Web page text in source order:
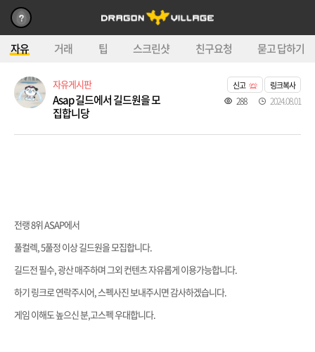
자유 거래 팁 스크린샷 친구요청 묻고 답하기
자유게시판
Asap 길드에서 길드원을 모
집합니당
신고 링크복사
288 2024.08.01
전랭 8위 ASAP에서
풀컬렉, 5풀정 이상 길드원을 모집합니다.
길드전 필수, 광산 매주하며 그외 컨텐츠 자유롭게 이용가능합니다.
하기 링크로 연락주시어, 스펙사진 보내주시면 감사하겠습니다.
게임 이해도 높으신 분,고스펙 우대합니다.